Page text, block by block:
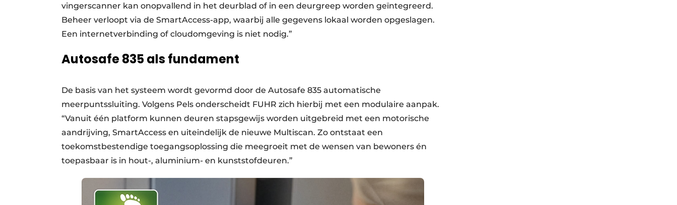
vingerscanner kan onopvallend in het deurblad of in een deurgreep worden geïntegreerd.
Beheer verloopt via de SmartAccess-app, waarbij alle gegevens lokaal worden opgeslagen.
Een internetverbinding of cloudomgeving is niet nodig.”
Autosafe 835 als fundament
De basis van het systeem wordt gevormd door de Autosafe 835 automatische
meerpuntssluiting. Volgens Pels onderscheidt FUHR zich hierbij met een modulaire aanpak.
“Vanuit één platform kunnen deuren stapsgewijs worden uitgebreid met een motorische
aandrijving, SmartAccess en uiteindelijk de nieuwe Multiscan. Zo ontstaat een
toekomstbestendige toegangsoplossing die meegroeit met de wensen van bewoners én
toepasbaar is in hout-, aluminium- en kunststofdeuren.”